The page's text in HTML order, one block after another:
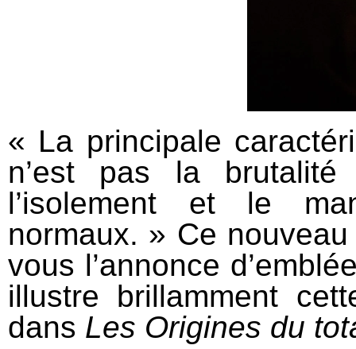
« La principale
n’est pas la
l’isolement et le
normaux. » Ce
vous l’annonce
illustre brillamment
dans Les Origines du